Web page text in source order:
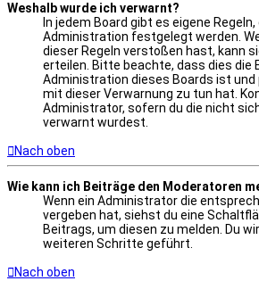
Weshalb wurde ich verwarnt?
In jedem Board gibt es eigene
Administration festgelegt werden.
dieser Regeln verstoßen hast, kann
erteilen. Bitte beachte, dass dies die
Administration dieses Boards ist und
mit dieser Verwarnung zu tun hat.
Administrator, sofern du die nicht
verwarnt wurdest.
Nach oben
Wie kann ich Beiträge den Moderatoren
Wenn ein Administrator die
vergeben hat, siehst du eine
Beitrags, um diesen zu melden. Du
weiteren Schritte geführt.
Nach oben